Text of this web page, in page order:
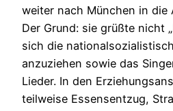
weiter nach München in die
Der Grund: sie grüßte nicht
sich die
anzuziehen sowie das
Lieder. In den
teilweise Essensentzug,